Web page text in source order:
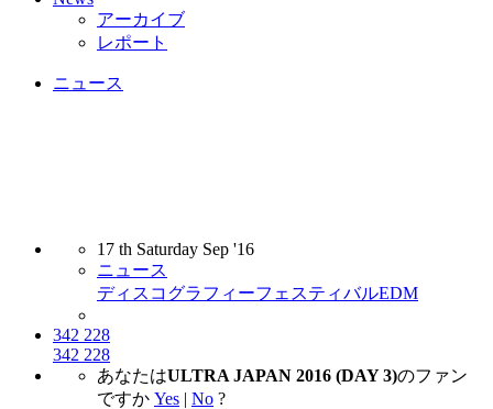
アーカイブ
レポート
ニュース
17 th Saturday Sep '16
ニュース
ディスコグラフィーフェスティバルEDM
342 228
342 228
あなたはULTRA JAPAN 2016 (DAY 3)のファン
ですか Yes | No ?